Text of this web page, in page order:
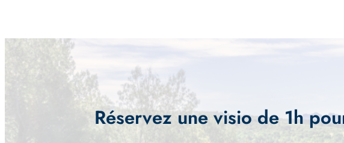
Réservez une visio de 1h